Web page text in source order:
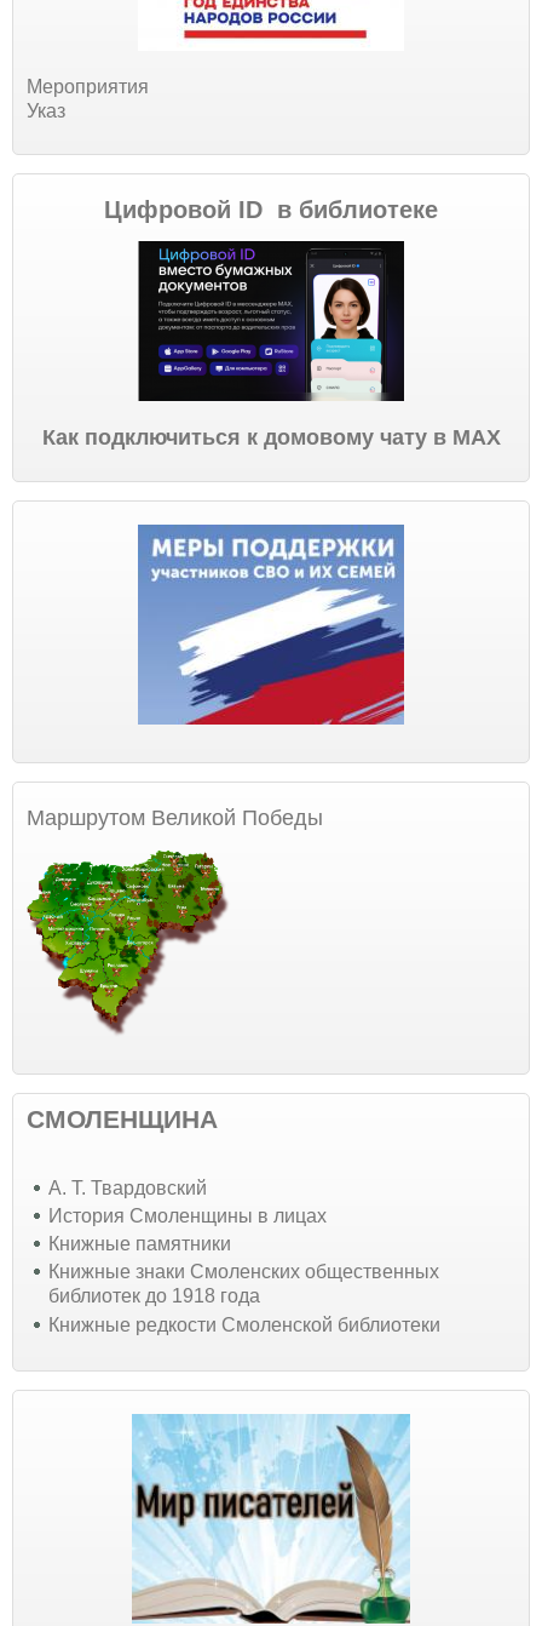
Мероприятия
Указ
Цифровой ID в библиотеке
Как подключиться к домовому чату в МАХ
Маршрутом Великой Победы
СМОЛЕНЩИНА
А. Т. Твардовский
История Смоленщины в лицах
Книжные памятники
Книжные знаки Смоленских общественных
библиотек до 1918 года
Книжные редкости Смоленской библиотеки